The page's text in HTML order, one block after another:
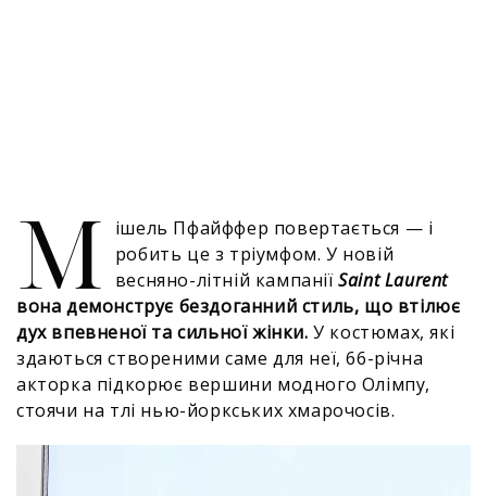
М
ішель Пфайффер повертається — і
робить це з тріумфом. У новій
весняно-літній кампаніїSaint Laurent
вона демонструє бездоганний стиль, що втілює
дух впевненої та сильної жінки.У костюмах, які
здаються створеними саме для неї, 66-річна
акторка підкорює вершини модного Олімпу,
стоячи на тлі нью-йоркських хмарочосів.